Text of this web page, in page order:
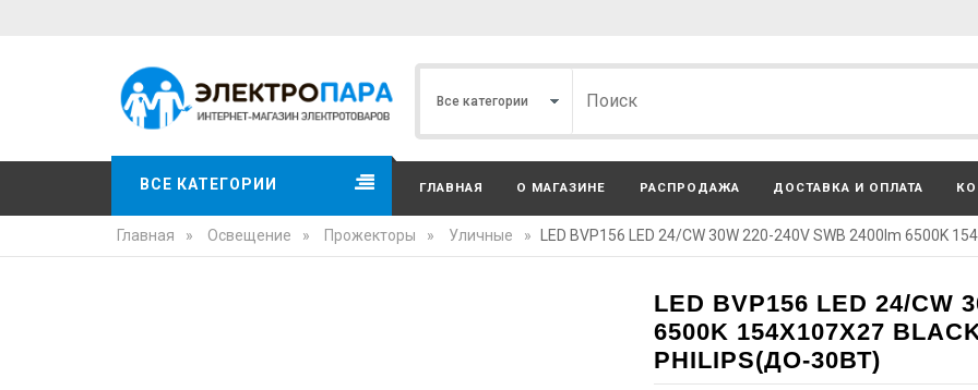
ВСЕ КАТЕГОРИИ ГЛАВНАЯ О МАГАЗИНЕ РАСПРОДАЖА ДОСТАВКА И ОПЛАТА
Главная » Освещение » Прожекторы » Уличные » LED BVP156 LED 24/СW 30W 220-240V SWB 2400lm 6500K
LED BVP156 LED 24/СW
6500K 154X107X27
PHILIPS(ДО-30ВТ)